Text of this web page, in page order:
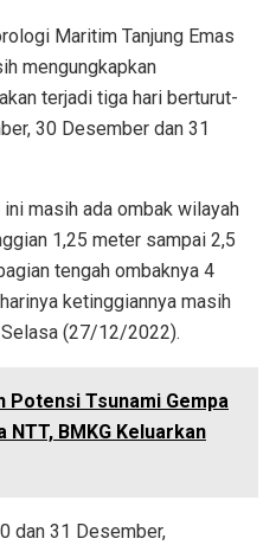
Maritim Tanjung Emas
mengungkapkan
terjadi tiga hari berturut-
30 Desember dan 31
masih ada ombak wilayah
1,25 meter sampai 2,5
tengah ombaknya 4
ketinggiannya masih
Selasa (27/12/2022).
Potensi Tsunami Gempa
NTT, BMKG Keluarkan
dan 31 Desember,